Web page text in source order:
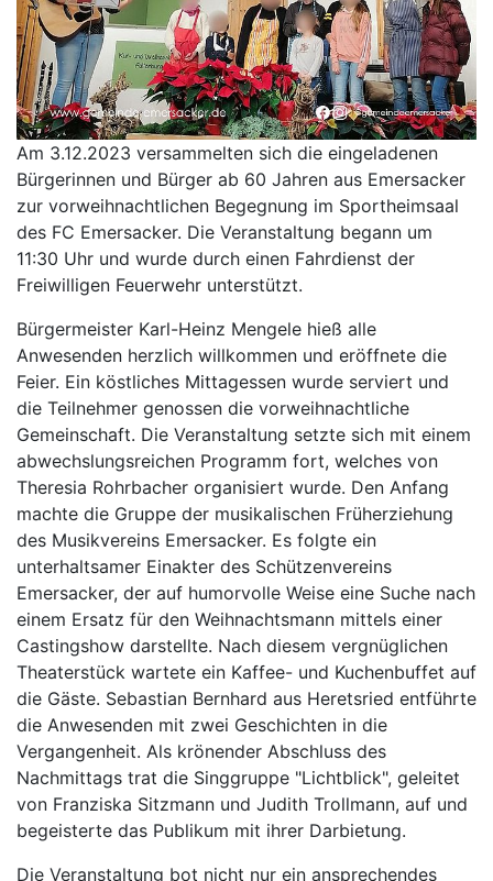
Am 3.12.2023 versammelten sich die eingeladenen
Bürgerinnen und Bürger ab 60 Jahren aus Emersacker
zur vorweihnachtlichen Begegnung im Sportheimsaal
des FC Emersacker. Die Veranstaltung begann um
11:30 Uhr und wurde durch einen Fahrdienst der
Freiwilligen Feuerwehr unterstützt.
Bürgermeister Karl-Heinz Mengele hieß alle
Anwesenden herzlich willkommen und eröffnete die
Feier. Ein köstliches Mittagessen wurde serviert und
die Teilnehmer genossen die vorweihnachtliche
Gemeinschaft. Die Veranstaltung setzte sich mit einem
abwechslungsreichen Programm fort, welches von
Theresia Rohrbacher organisiert wurde. Den Anfang
machte die Gruppe der musikalischen Früherziehung
des Musikvereins Emersacker. Es folgte ein
unterhaltsamer Einakter des Schützenvereins
Emersacker, der auf humorvolle Weise eine Suche nach
einem Ersatz für den Weihnachtsmann mittels einer
Castingshow darstellte. Nach diesem vergnüglichen
Theaterstück wartete ein Kaffee- und Kuchenbuffet auf
die Gäste. Sebastian Bernhard aus Heretsried entführte
die Anwesenden mit zwei Geschichten in die
Vergangenheit. Als krönender Abschluss des
Nachmittags trat die Singgruppe "Lichtblick", geleitet
von Franziska Sitzmann und Judith Trollmann, auf und
begeisterte das Publikum mit ihrer Darbietung.
Die Veranstaltung bot nicht nur ein ansprechendes